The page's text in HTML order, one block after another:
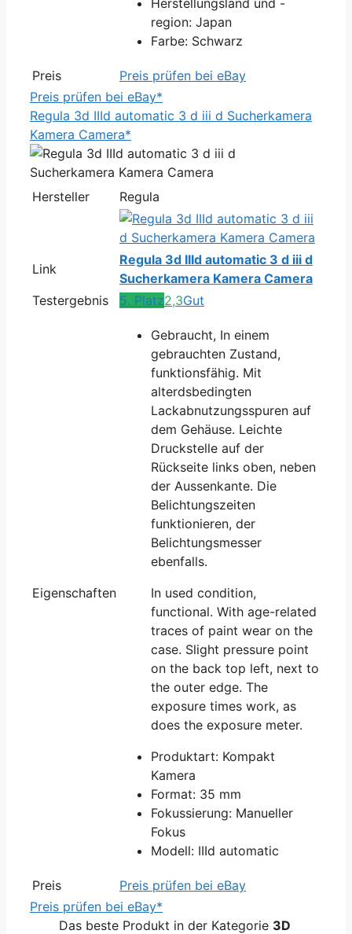
region: Japan
Farbe: Schwarz
Preis
Preis prüfen bei eBay
Preis prüfen bei eBay*
Regula 3d IIId automatic 3 d iii d Sucherkamera
Kamera Camera*
Hersteller Regula
Link
Regula 3d IIId automatic 3 d iii d
Sucherkamera Kamera Camera
Testergebnis
5. Platz2,3Gut
Eigenschaften
Gebraucht, In einem
gebrauchten Zustand,
funktionsfähig. Mit
alterdsbedingten
Lackabnutzungsspuren auf
dem Gehäuse. Leichte
Druckstelle auf der
Rückseite links oben, neben
der Aussenkante. Die
Belichtungszeiten
funktionieren, der
Belichtungsmesser
ebenfalls.
In used condition,
functional. With age-related
traces of paint wear on the
case. Slight pressure point
on the back top left, next to
the outer edge. The
exposure times work, as
does the exposure meter.
Produktart: Kompakt
Kamera
Format: 35 mm
Fokussierung: Manueller
Fokus
Modell: IIId automatic
Preis
Preis prüfen bei eBay
Preis prüfen bei eBay*
Das beste Produkt in der Kategorie 3D